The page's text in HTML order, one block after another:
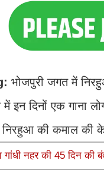
भोजपुरी जगत में
इन दिनों एक गाना
की कमाल की
गांधी नहर की 45 दिन की